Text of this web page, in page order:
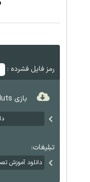
رمز فایل فشرده :
بازی Save Your Nuts نسخه PLAZA
تبلیغات:
دانلود آموزش